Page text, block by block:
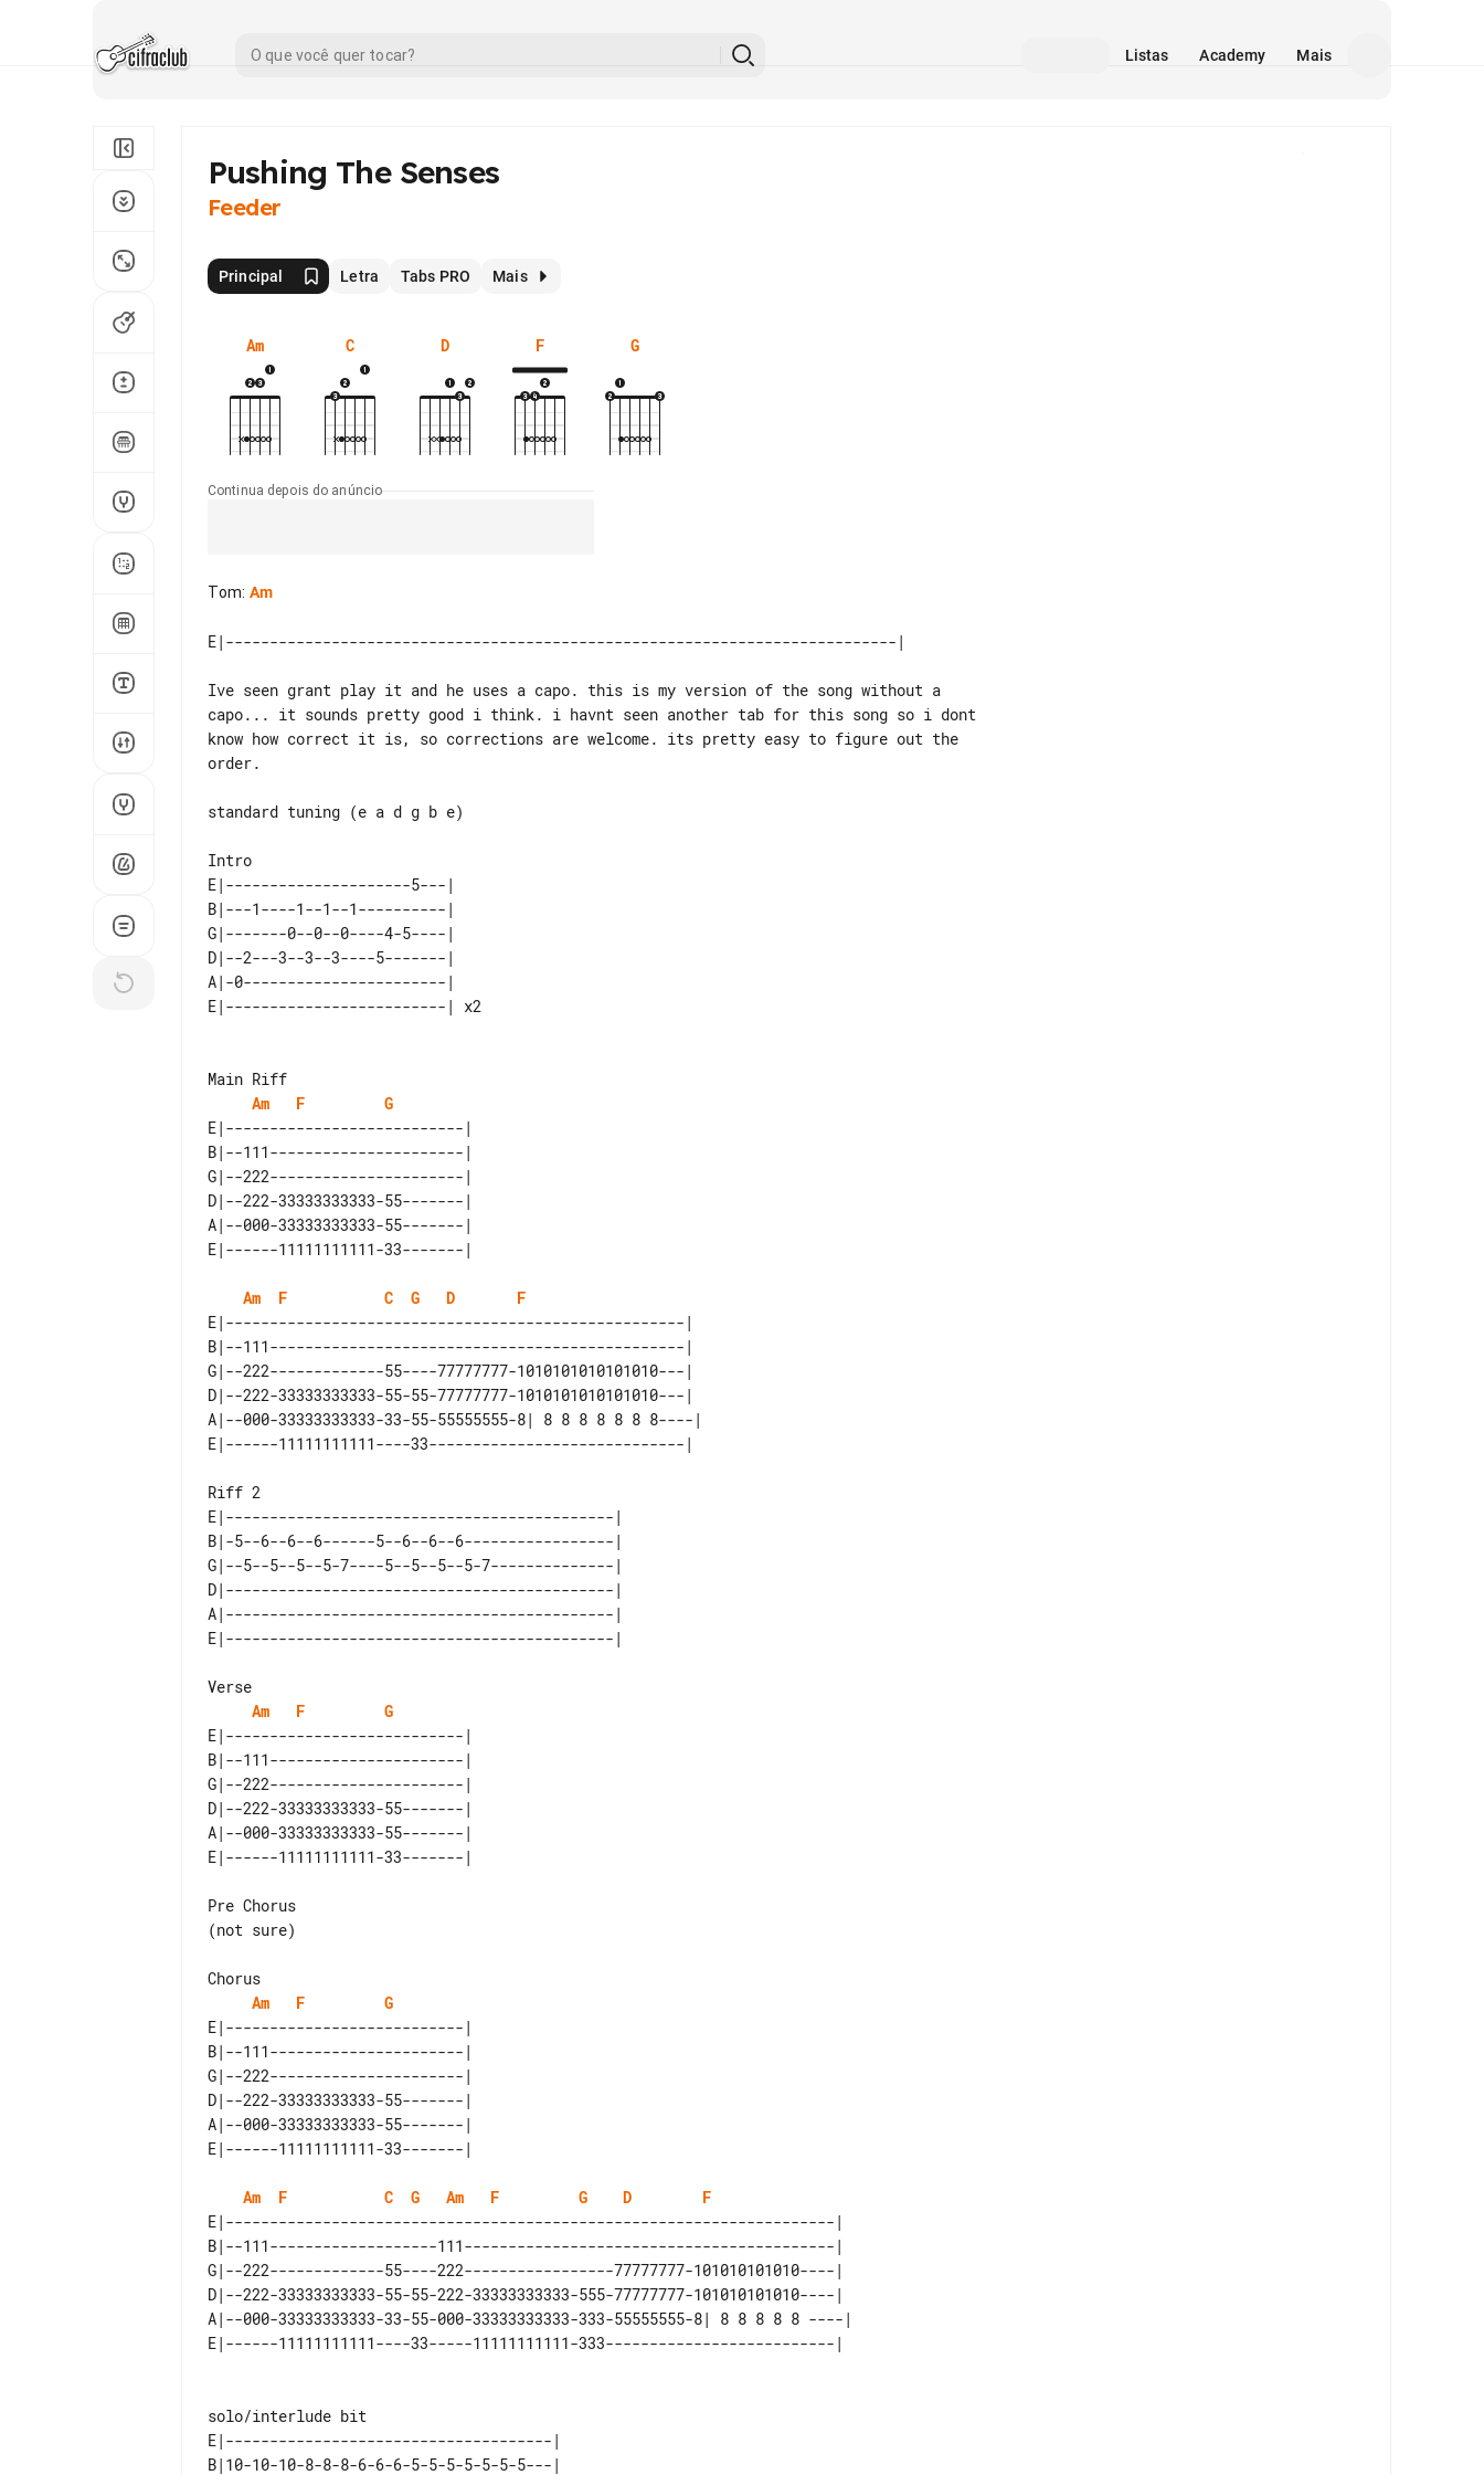
Listas Academy Mais
Pushing The Senses
Feeder
Principal Letra Tabs PRO Mais
Am C D F G
Continua depois do anúncio
Tom: Am
Ive seen grant play it and he uses a capo. this is my version of the song without a
capo... it sounds pretty good i think. i havnt seen another tab for this song so i dont
know how correct it is, so corrections are welcome. its pretty easy to figure out the
order.
standard tuning (e a d g b e)
E|---------------------5---|
B|---1----1--1--1----------|
G|-------0--0--0----4-5----|
D|--2---3--3--3----5-------|
A|-0-----------------------|
Am
F
G
E|---------------------------|
B|--111----------------------|
G|--222----------------------|
D|--222-33333333333-55-------|
A|--000-33333333333-55-------|
Am F C G D
F
E|----------------------------------------------------|
B|--111-----------------------------------------------|
G|--222-------------55----77777777-1010101010101010---|
D|--222-33333333333-55-55-77777777-1010101010101010---|
A|--000-33333333333-33-55-55555555-8| 8 8 8 8 8 8 8----|
E|--------------------------------------------|
B|-5--6--6--6------5--6--6--6-----------------|
G|--5--5--5--5-7----5--5--5--5-7--------------|
D|--------------------------------------------|
A|--------------------------------------------|
Am
F
G
E|---------------------------|
B|--111----------------------|
G|--222----------------------|
D|--222-33333333333-55-------|
A|--000-33333333333-55-------|
Pre Chorus
(not sure)
Am
F
G
E|---------------------------|
B|--111----------------------|
G|--222----------------------|
D|--222-33333333333-55-------|
A|--000-33333333333-55-------|
Am F C G Am F G D
F
E|---------------------------------------------------------------------|
B|--111-------------------111------------------------------------------|
G|--222-------------55----222-----------------77777777-101010101010----|
D|--222-33333333333-55-55-222-33333333333-555-77777777-101010101010----|
A|--000-33333333333-33-55-000-33333333333-333-55555555-8| 8 8 8 8 8 ----|
E|-------------------------------------|
B|10-10-10-8-8-8-6-6-6-5-5-5-5-5-5-5---|